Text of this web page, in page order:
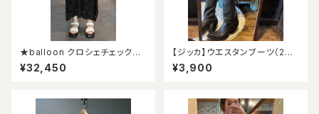
★balloon クロシェチェックパ
ネルワンピース★
¥32,450
【ジッカ】ウエスタンブーツ（24.
5）
¥3,900